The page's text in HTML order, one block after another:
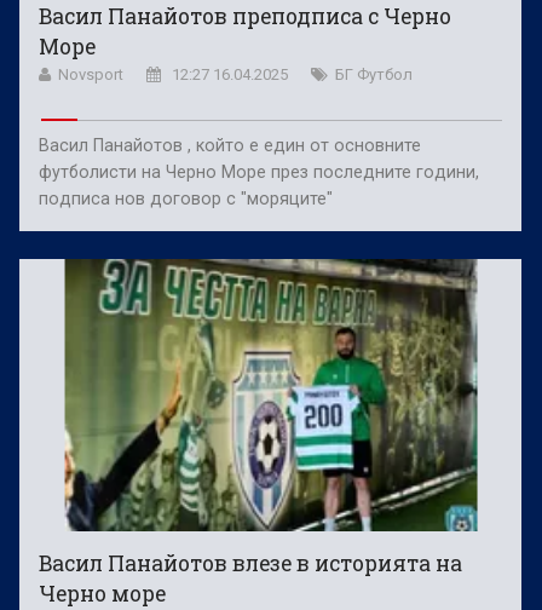
Васил Панайотов преподписа с Черно
Море
Novsport 12:27 16.04.2025 БГ Футбол
Васил Панайотов , който е един от основните
футболисти на Черно Море през последните години,
подписа нов договор с "моряците"
Васил Панайотов влезе в историята на
Черно море